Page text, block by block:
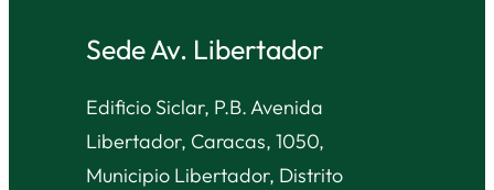
Sede Av. Libertador
Edificio Siclar, P.B. Avenida
Libertador, Caracas, 1050,
Municipio Libertador, Distrito